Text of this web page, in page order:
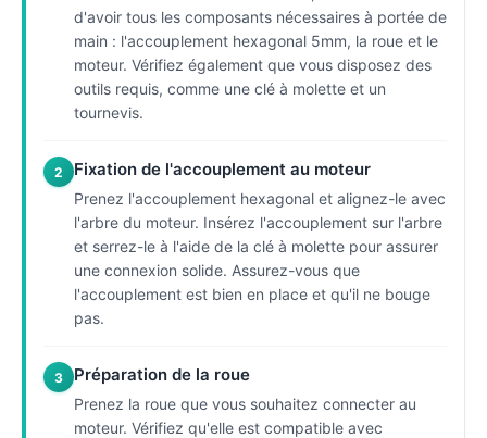
d'avoir tous les composants nécessaires à portée de
main : l'accouplement hexagonal 5mm, la roue et le
moteur. Vérifiez également que vous disposez des
outils requis, comme une clé à molette et un
tournevis.
2 Fixation de l'accouplement au moteur
Prenez l'accouplement hexagonal et alignez-le avec
l'arbre du moteur. Insérez l'accouplement sur l'arbre
et serrez-le à l'aide de la clé à molette pour assurer
une connexion solide. Assurez-vous que
l'accouplement est bien en place et qu'il ne bouge
pas.
3 Préparation de la roue
Prenez la roue que vous souhaitez connecter au
moteur. Vérifiez qu'elle est compatible avec